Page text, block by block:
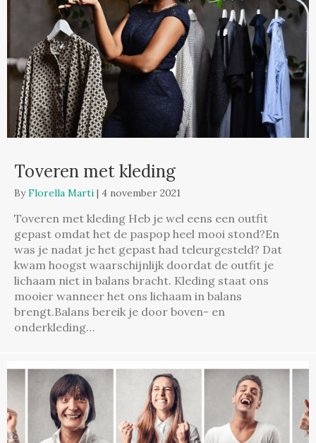
Toveren met kleding
ByFlorella Marti | 4 november 2021
Toveren met kleding Heb je wel eens een outfit
gepast omdat het de paspop heel mooi stond?En
was je nadat je het gepast had teleurgesteld? Dat
kwam hoogst waarschijnlijk doordat de outfit je
lichaam niet in balans bracht. Kleding staat ons
mooier wanneer het ons lichaam in balans
brengt.Balans bereik je door boven- en
onderkleding…